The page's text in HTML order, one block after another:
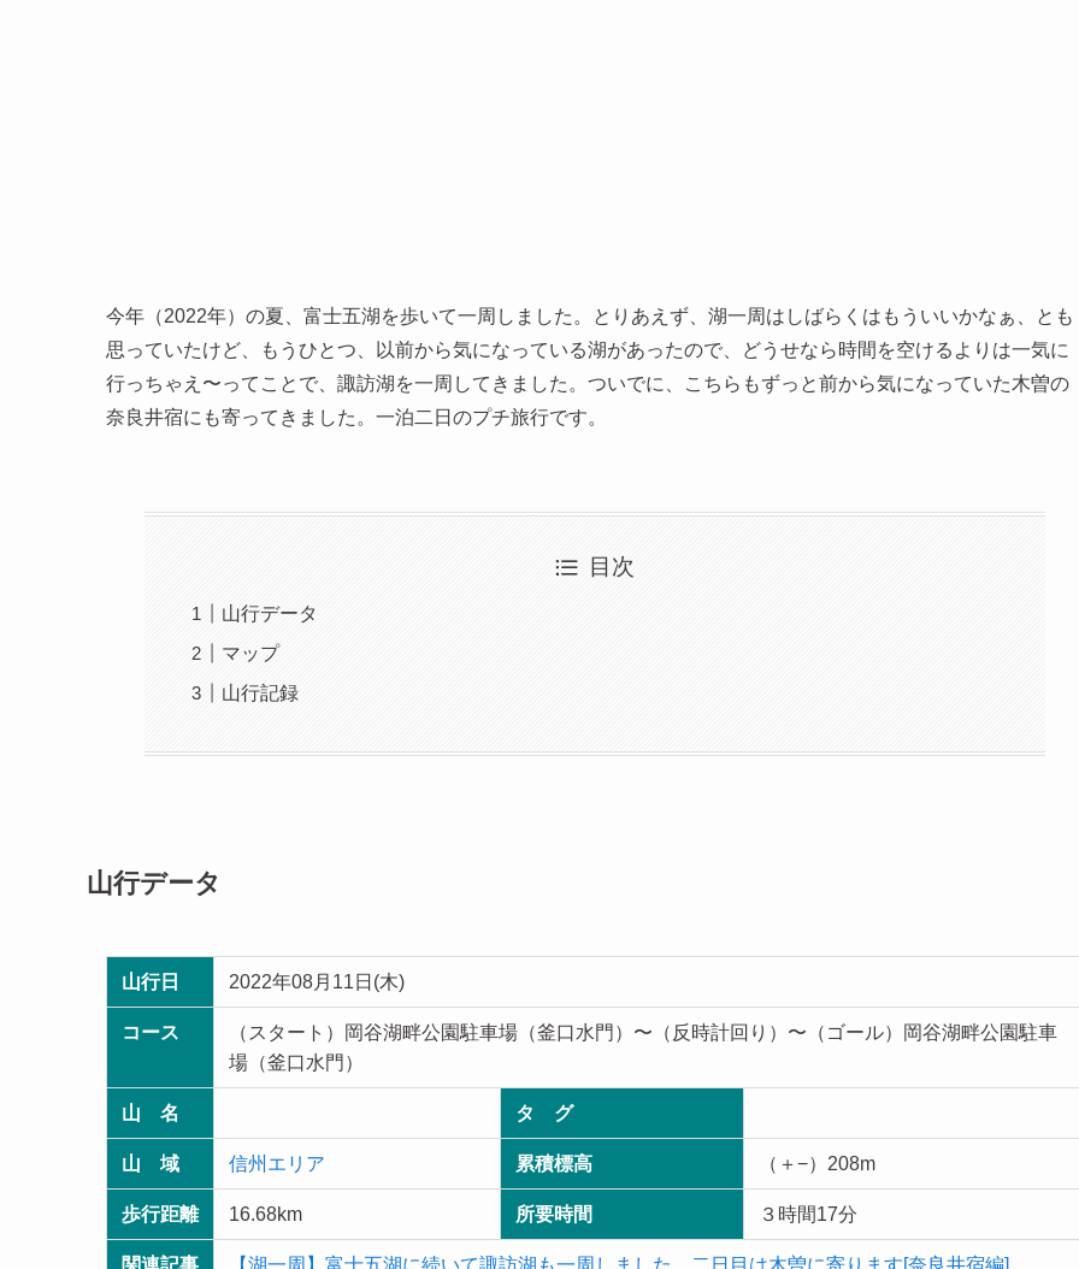
今年（2022年）の夏、富士五湖を歩いて一周しました。とりあえず、湖一周はしばらくはもういいかなぁ、とも
思っていたけど、もうひとつ、以前から気になっている湖があったので、どうせなら時間を空けるよりは一気に
行っちゃえ〜ってことで、諏訪湖を一周してきました。ついでに、こちらもずっと前から気になっていた木曽の
奈良井宿にも寄ってきました。一泊二日のプチ旅行です。
目次
山行データ
マップ
山行記録
山行データ
山行日 2022年08月11日(木)
コース
（スタート）岡谷湖畔公園駐車場（釜口水門）〜（反時計回り）〜（ゴール）岡谷湖畔公園駐車
場（釜口水門）
山 名 タ グ
山 域 信州エリア 累積標高 （＋−）208m
歩行距離 16.68km 所要時間 ３時間17分
関連記事 【湖一周】富士五湖に続いて諏訪湖も一周しました 二日目は木曽に寄ります[奈良井宿編]